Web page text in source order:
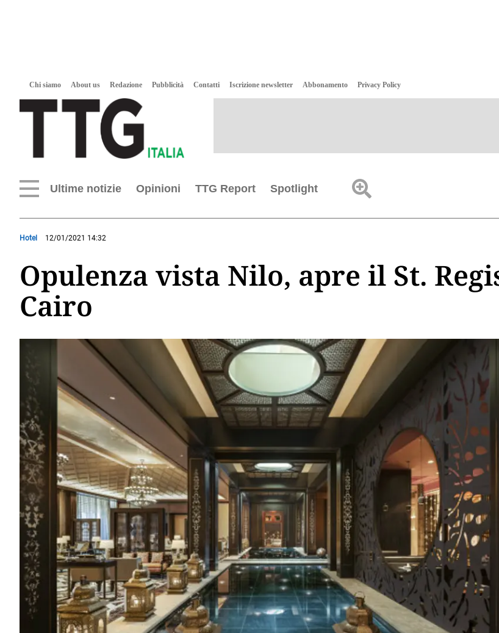
Chi siamo About us Redazione Pubblicità Contatti Iscrizione newsletter Abbonamento Privacy Policy
Ultime notizie Opinioni TTG Report Spotlight
Hotel 12/01/2021 14:32
Opulenza vista Nilo, apre il St.
Cairo